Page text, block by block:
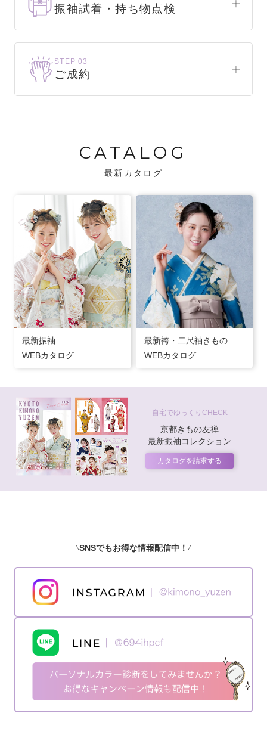
振袖試着・持ち物点検
お気に入りの振袖が見つかるまで、何着でも
試着できます。
・振袖コンシェルジュが、振袖に合う小物や
バッグでお嬢様らしいコーディネートをご
STEP 03
ご成約
CATALOG
最新カタログ
最新振袖
WEBカタログ
最新袴・二尺袖きもの
WEBカタログ
自宅でゆっくりCHECK
京都きもの友禅
最新振袖コレクション
カタログを請求する
SNSでもお得な情報配信中！